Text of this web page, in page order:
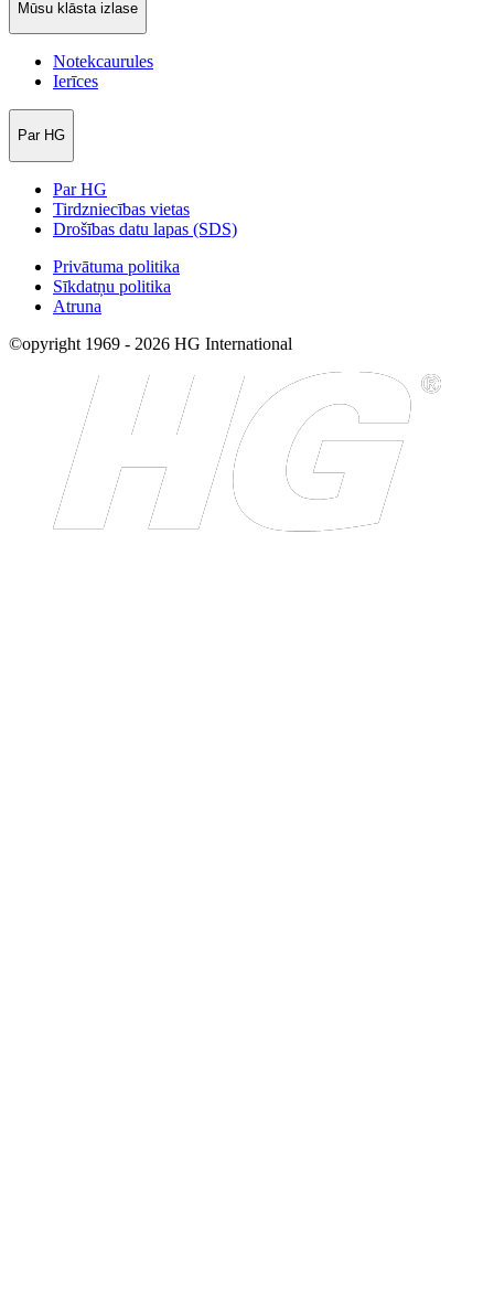
Mūsu klāsta izlase
Notekcaurules
Ierīces
Par HG
Par HG
Tirdzniecības vietas
Drošības datu lapas (SDS)
Privātuma politika
Sīkdatņu politika
Atruna
©opyright 1969 - 2026 HG International